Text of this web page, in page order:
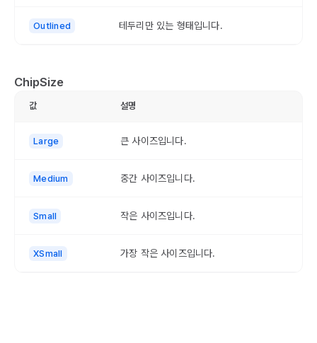
Outlined 테두리만 있는 형태입니다.
ChipSize
값 설명
Large 큰 사이즈입니다.
Medium 중간 사이즈입니다.
Small 작은 사이즈입니다.
XSmall 가장 작은 사이즈입니다.